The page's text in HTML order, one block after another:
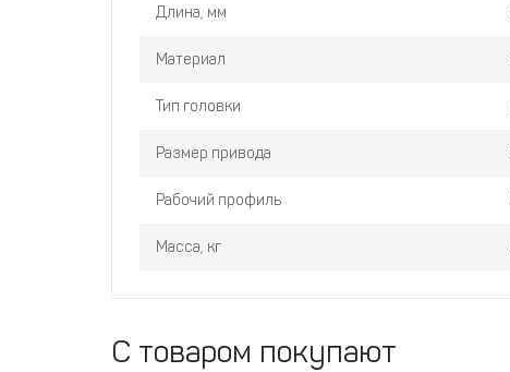
Длина, мм
Материал
Тип головки
Размер привода
Рабочий профиль
Масса, кг
С товаром покупают